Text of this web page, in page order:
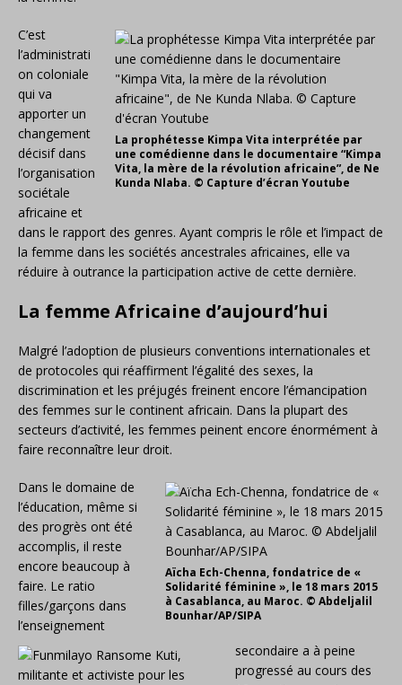
La prophétesse Kimpa Vita interprétée par
une comédienne dans le documentaire “Kimpa
Vita, la mère de la révolution africaine”, de Ne
Kunda Nlaba. © Capture d’écran Youtube
C’est
l’administrati
on coloniale
qui va
apporter un
changement
décisif dans
l’organisation
sociétale
africaine et
dans le rapport des genres. Ayant compris le rôle et l’impact de
la femme dans les sociétés ancestrales africaines, elle va
réduire à outrance la participation active de cette dernière.
La femme Africaine d’aujourd’hui
Malgré l’adoption de plusieurs conventions internationales et
de protocoles qui réaffirment l’égalité des sexes, la
discrimination et les préjugés freinent encore l’émancipation
des femmes sur le continent africain. Dans la plupart des
secteurs d’activité, les femmes peinent encore énormément à
faire reconnaître leur droit.
Aïcha Ech-Chenna, fondatrice de «
Solidarité féminine », le 18 mars 2015
à Casablanca, au Maroc. © Abdeljalil
Bounhar/AP/SIPA
Dans le domaine de
l’éducation, même si
des progrès ont été
accomplis, il reste
encore beaucoup à
faire. Le ratio
filles/garçons dans
l’enseignement
secondaire a à peine
progressé au cours des